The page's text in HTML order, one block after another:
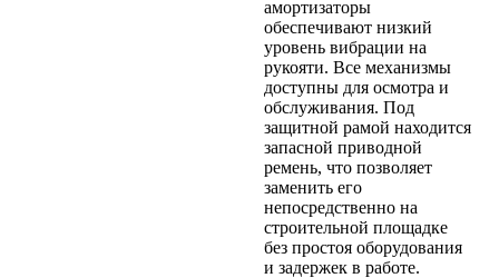
амортизаторы
обеспечивают низкий
уровень вибрации на
рукояти. Все механизмы
доступны для осмотра и
обслуживания. Под
защитной рамой находится
запасной приводной
ремень, что позволяет
заменить его
непосредственно на
строительной площадке
без простоя оборудования
и задержек в работе.